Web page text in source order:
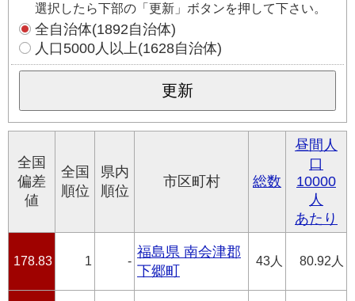
選択したら下部の「更新」ボタンを押して下さい。
全自治体(1892自治体)
人口5000人以上(1628自治体)
全国
偏差
値
全国
順位
県内
順位
市区町村 総数
昼間人
口
10000
人
あたり
178.83 1 -
福島県 南会津郡
下郷町
43人 80.92人